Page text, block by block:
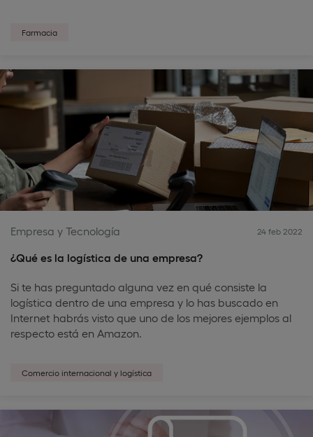
Farmacia
Empresa y Tecnología 24 feb 2022
¿Qué es la logística de una empresa?
Si te has preguntado alguna vez en qué consiste la
logística dentro de una empresa y lo has buscado en
Internet habrás visto que uno de los mejores ejemplos al
respecto está en Amazon.
Comercio internacional y logística